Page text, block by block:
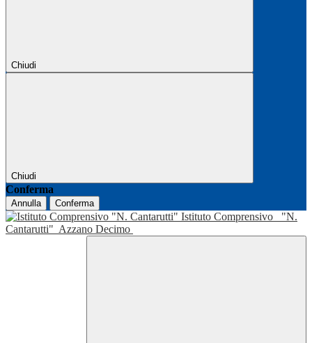
Chiudi
Chiudi
Conferma
Annulla Conferma
Istituto Comprensivo
"N.
Cantarutti" Azzano Decimo